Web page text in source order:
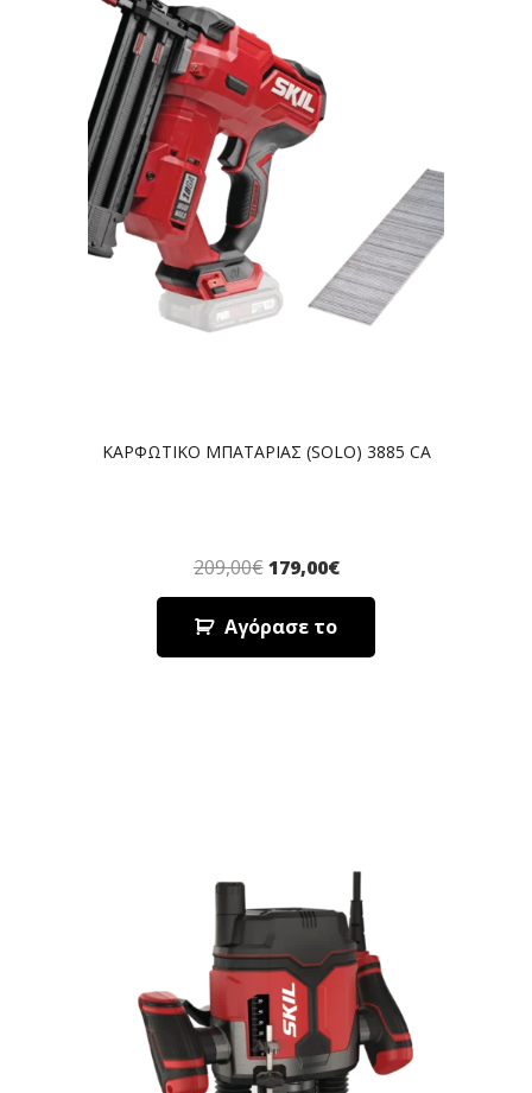
ΚΑΡΦΩΤΙΚΟ ΜΠΑΤΑΡΙΑΣ (SOLO) 3885 CA
209,00€ 179,00€
Αγόρασε το